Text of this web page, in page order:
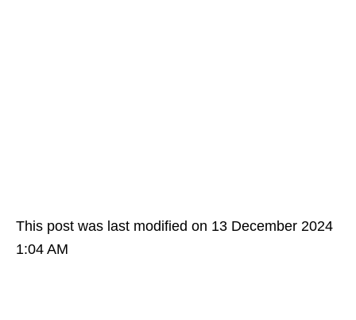
This post was last modified on 13 December 2024
1:04 AM